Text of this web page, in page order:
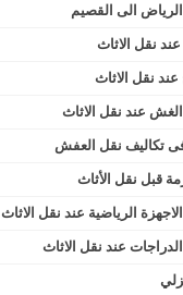
الى القصيم
نقل الاثاث
نقل الاثاث
عند نقل الاثاث
تكاليف نقل العفش
قبل نقل الأثاث
الرياضية عند نقل الاثاث
عند نقل الاثاث